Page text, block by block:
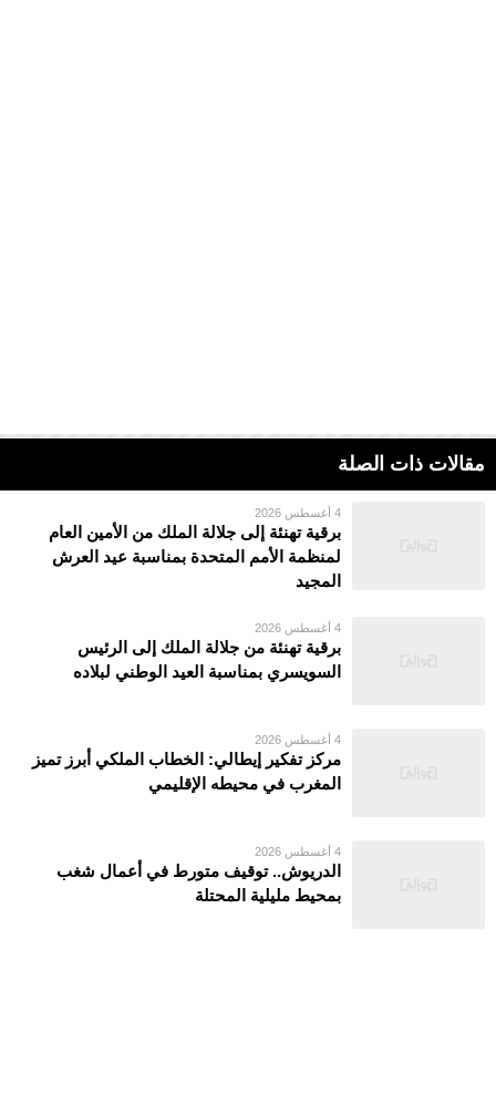
مقالات ذات الصلة
4 أغسطس 2026
برقية تهنئة إلى جلالة الملك من الأمين العام
لمنظمة الأمم المتحدة بمناسبة عيد العرش
المجيد
4 أغسطس 2026
برقية تهنئة من جلالة الملك إلى الرئيس
السويسري بمناسبة العيد الوطني لبلاده
4 أغسطس 2026
مركز تفكير إيطالي: الخطاب الملكي أبرز تميز
المغرب في محيطه الإقليمي
4 أغسطس 2026
الدريوش.. توقيف متورط في أعمال شغب
بمحيط مليلية المحتلة